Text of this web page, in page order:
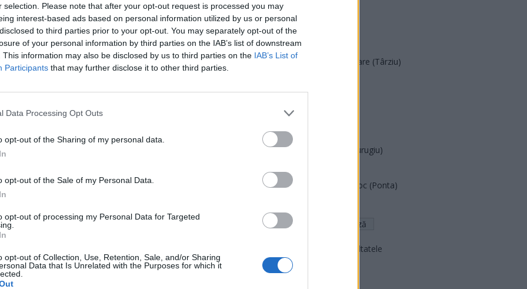
selection. Please note that after your opt-out request is processed you may
interest-based ads based on personal information utilized by us or personal
to third parties prior to your opt-out. You may separately opt-out of the
of your personal information by third parties on the IAB’s list of downstream
This information may also be disclosed by us to third parties on the IAB’s List of
Participants that may further disclose it to other third parties.
Data Processing Opt Outs
opt-out of the Sharing of my personal data.
opt-out of the Sale of my Personal Data.
opt-out of processing my Personal Data for Targeted
opt-out of Collection, Use, Retention, Sale, and/or Sharing
Data that Is Unrelated with the Purposes for which it
marja de eroare.
(de la 26% la 27%), ceea ce înseamnă că
la 10 la 8 procente.
ora 15.00):
SOS (Șoșoacă)
POT (Gavrilă)
PACE (Peia)
Acțiunea Conservatoare (Târziu)
PNȚCD (Pavelescu)
PNCR (Terheș)
Partidul Patrioților (Surugiu)
România pe Primul Loc (Ponta)
Arată rezultatele
Arhiva sondajelor